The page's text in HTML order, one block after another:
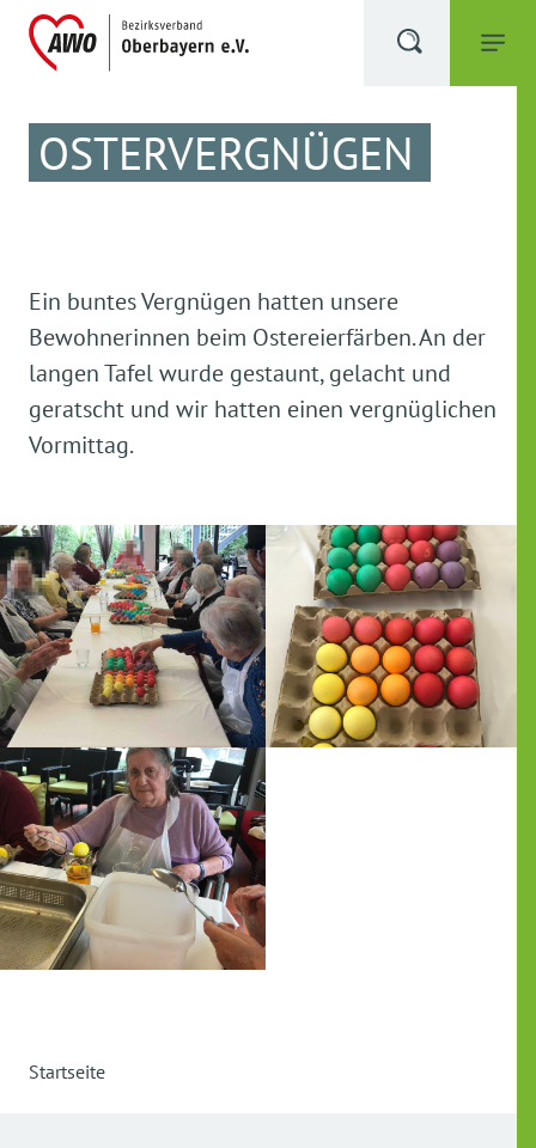
OSTERVERGNÜGEN
Ein buntes Vergnügen hatten unsere
Bewohnerinnen beim Ostereierfärben. An der
langen Tafel wurde gestaunt, gelacht und
geratscht und wir hatten einen vergnüglichen
Vormittag.
Startseite